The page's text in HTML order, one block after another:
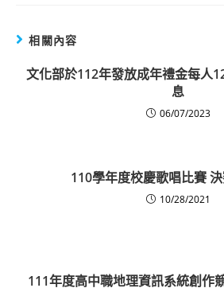
相關內容
文化部於112年發放成年禮金每人
息
06/07/2023
110學年度校慶歌唱比賽
10/28/2021
111年度高中職地理資訊系統創作